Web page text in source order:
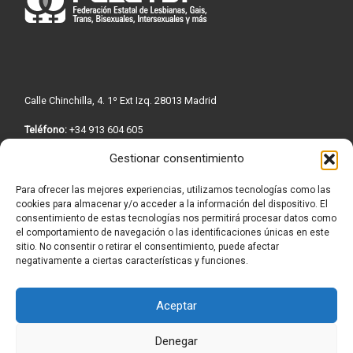
Gestionar consentimiento
Para ofrecer las mejores experiencias, utilizamos tecnologías como las
cookies para almacenar y/o acceder a la información del dispositivo. El
consentimiento de estas tecnologías nos permitirá procesar datos como
el comportamiento de navegación o las identificaciones únicas en este
sitio. No consentir o retirar el consentimiento, puede afectar
negativamente a ciertas características y funciones.
Aceptar
Denegar
Calle Chinchilla, 4. 1º Ext Izq. 28013 Madrid
Teléfono:+34 913 604 605
Política de privacidad|Aviso Legal|Política de cookies
– Todos los derechos reservados